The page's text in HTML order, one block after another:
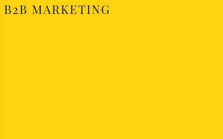
B2B MARKETING